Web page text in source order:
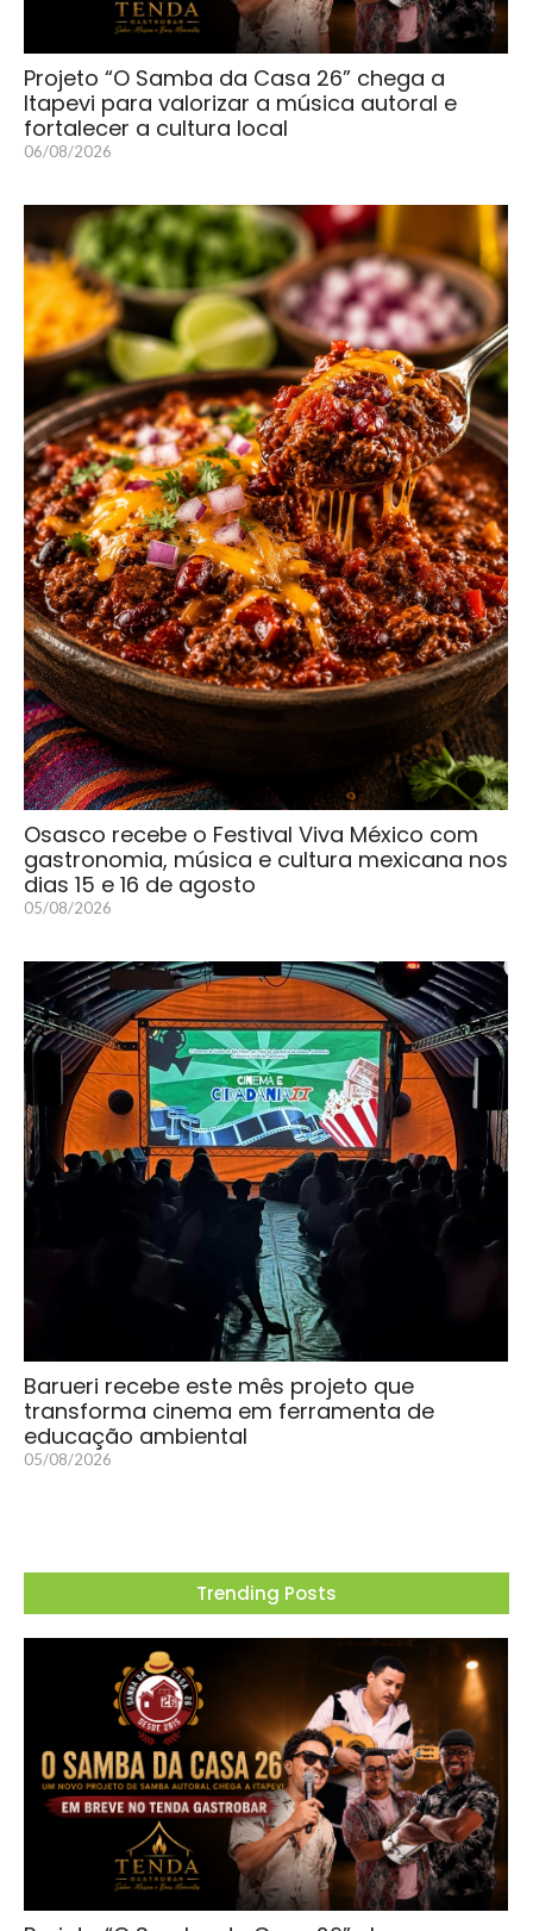
Projeto “O Samba da Casa 26” chega a
Itapevi para valorizar a música autoral e
fortalecer a cultura local
06/08/2026
Osasco recebe o Festival Viva México com
gastronomia, música e cultura mexicana nos
dias 15 e 16 de agosto
05/08/2026
Barueri recebe este mês projeto que
transforma cinema em ferramenta de
educação ambiental
05/08/2026
Trending Posts